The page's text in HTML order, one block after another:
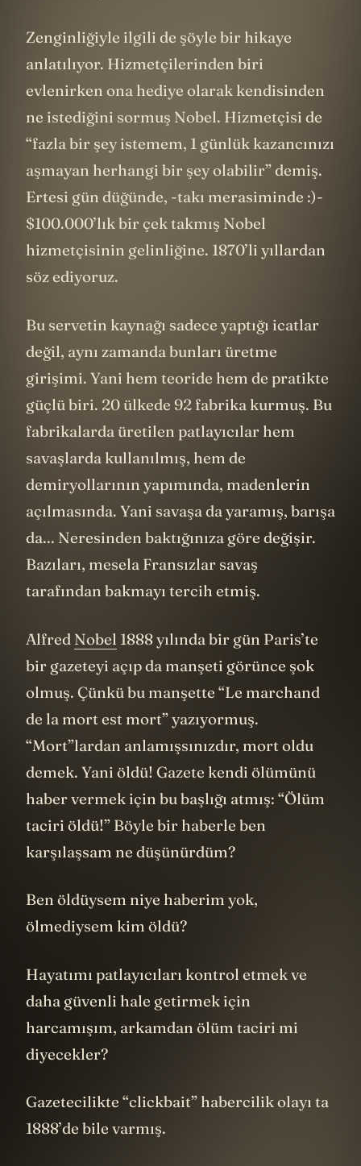
Zenginliğiyle ilgili de şöyle bir hikaye
anlatılıyor. Hizmetçilerinden biri
evlenirken ona hediye olarak kendisinden
ne istediğini sormuş Nobel. Hizmetçisi de
“fazla bir şey istemem, 1 günlük kazancınızı
aşmayan herhangi bir şey olabilir” demiş.
Ertesi gün düğünde, -takı merasiminde :)-
$100.000’lık bir çek takmış Nobel
hizmetçisinin gelinliğine. 1870’li yıllardan
söz ediyoruz.
Bu servetin kaynağı sadece yaptığı icatlar
değil, aynı zamanda bunları üretme
girişimi. Yani hem teoride hem de pratikte
güçlü biri. 20 ülkede 92 fabrika kurmuş. Bu
fabrikalarda üretilen patlayıcılar hem
savaşlarda kullanılmış, hem de
demiryollarının yapımında, madenlerin
açılmasında. Yani savaşa da yaramış, barışa
da... Neresinden baktığınıza göre değişir.
Bazıları, mesela Fransızlar savaş
tarafından bakmayı tercih etmiş.
Alfred Nobel 1888 yılında bir gün Paris’te
bir gazeteyi açıp da manşeti görünce şok
olmuş. Çünkü bu manşette “Le marchand
de la mort est mort” yazıyormuş.
“Mort”lardan anlamışsınızdır, mort oldu
demek. Yani öldü! Gazete kendi ölümünü
haber vermek için bu başlığı atmış: “Ölüm
taciri öldü!” Böyle bir haberle ben
karşılaşsam ne düşünürdüm?
Ben öldüysem niye haberim yok,
ölmediysem kim öldü?
Hayatımı patlayıcıları kontrol etmek ve
daha güvenli hale getirmek için
harcamışım, arkamdan ölüm taciri mi
diyecekler?
Gazetecilikte “clickbait” habercilik olayı ta
1888’de bile varmış.